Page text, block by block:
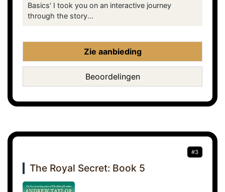
Basics' I took you on an interactive journey
through the story...
Zie aanbieding
Beoordelingen
#3
The Royal Secret: Book 5